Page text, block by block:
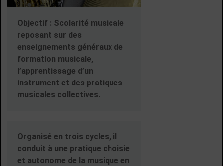
Objectif : Scolarité musicale
reposant sur des
enseignements généraux de
formation musicale,
l’apprentissage d’un
instrument et des pratiques
musicales collectives.
Organisé en trois cycles, il
conduit à une pratique choisie
et autonome de la musique en